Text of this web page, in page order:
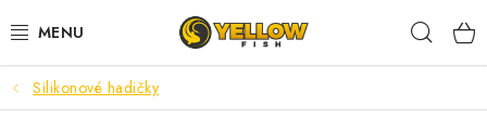
na
NOVINKY 2026
Silikonové hadičky